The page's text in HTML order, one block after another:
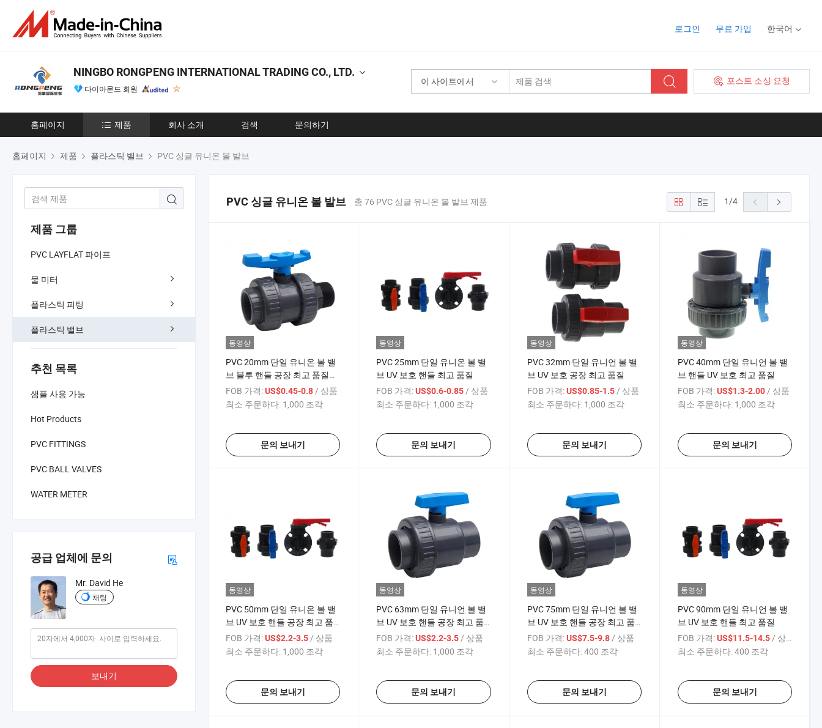
로그인 무료 가입 한국어
이 사이트에서 포스트 소싱 요청
NINGBO RONGPENG INTERNATIONAL TRADING CO., LTD.
다이아몬드 회원
홈페이지 제품 회사 소개 검색 문의하기
홈페이지 제품 플라스틱 밸브 PVC 싱글 유니온 볼 발브
제품 그룹
PVC LAYFLAT 파이프
물 미터
플라스틱 피팅
플라스틱 밸브
추천 목록
샘플 사용 가능
Hot Products
PVC FITTINGS
PVC BALL VALVES
WATER METER
공급 업체에 문의
Mr. David He
채팅
보내기
PVC 싱글 유니온 볼 발브 총 76 PVC 싱글 유니온 볼 발브 제품 1/4
동영상
PVC 20mm 단일 유니온 볼 밸
브 블루 핸들 공장 최고 품질
UV 보호
FOB 가격:US$0.45-0.8/ 상품
최소 주문하다: 1,000 조각
문의 보내기
동영상
PVC 25mm 단일 유니온 볼 밸
브 UV 보호 핸들 최고 품질
FOB 가격: US$0.6-0.85/ 상품
최소 주문하다: 1,000 조각
문의 보내기
동영상
PVC 32mm 단일 유니언 볼 밸
브 UV 보호 공장 최고 품질
FOB 가격: US$0.85-1.5/ 상품
최소 주문하다: 1,000 조각
문의 보내기
동영상
PVC 40mm 단일 유니언 볼 밸
브 핸들 UV 보호 최고 품질
FOB 가격: US$1.3-2.00/ 상품
최소 주문하다: 1,000 조각
문의 보내기
동영상
PVC 50mm 단일 유니온 볼 밸
브 UV 보호 핸들 공장 최고 품
질
FOB 가격:US$2.2-3.5 / 상품
최소 주문하다: 1,000 조각
문의 보내기
동영상
PVC 63mm 단일 유니언 볼 밸
브 UV 보호 핸들 공장 최고 품
질
FOB 가격: US$2.2-3.5 / 상품
최소 주문하다: 1,000 조각
문의 보내기
동영상
PVC 75mm 단일 유니언 볼 밸
브 UV 보호 핸들 공장 최고 품
질
FOB 가격: US$7.5-9.8 / 상품
최소 주문하다:400 조각
문의 보내기
동영상
PVC 90mm 단일 유니언 볼 밸
브 UV 보호 핸들 최고 품질
FOB 가격: US$11.5-14.5 / 상품
최소 주문하다:400 조각
문의 보내기